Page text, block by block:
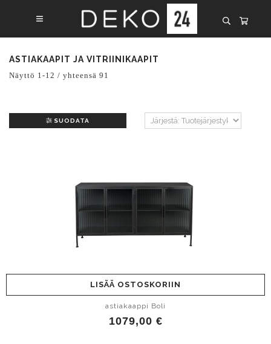
ASTIAKAAPIT JA VITRIINIKAAPIT
Näyttö 1-12 / yhteensä 91
SUODATA
LISÄÄ OSTOSKORIIN
astiakaappi Boli
1079,00 €